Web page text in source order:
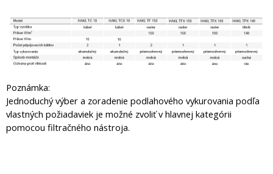
Poznámka:
Jednoduchý výber a zoradenie podlahového vykurovania podľa
vlastných požiadaviek je možné zvoliť v hlavnej kategórii
pomocou filtračného nástroja.